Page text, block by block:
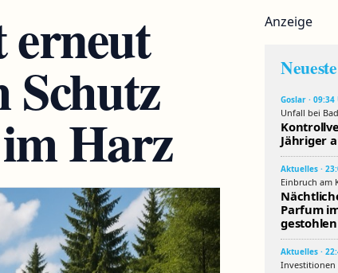
erneut
Schutz
Harz
Anzeige
Goslar ·
Unfall bei
Jähriger
Aktuelles ·
Einbruch am
Parfum
gestohlen
Aktuelles ·
Investitionen